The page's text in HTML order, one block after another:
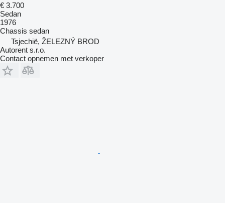
€ 3.700
Sedan
1976
Chassis sedan
Tsjechië, ŽELEZNÝ BROD
Autorent s.r.o.
Contact opnemen met verkoper